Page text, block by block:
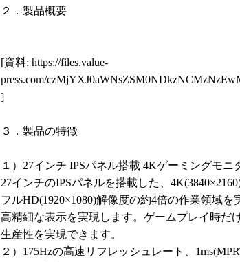
２．製品概要
[資料: https://files.value-
press.com/
]
３．製品の特徴
１）27インチ IPSパネル搭載 4Kゲーミングモニ
27インチのIPSパネルを搭載した、
フルHD(1920×1080)解像度の約4倍の作業領域を
高精細な表示を実現します。ゲームプレイ時だ
生産性を実現できます。
２）175Hzの高速リフレッシュレート、